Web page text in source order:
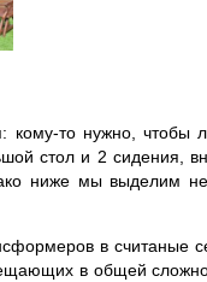
кому-то нужно, чтобы
стол и 2 сидения,
ниже мы выделим
в считаные
в общей